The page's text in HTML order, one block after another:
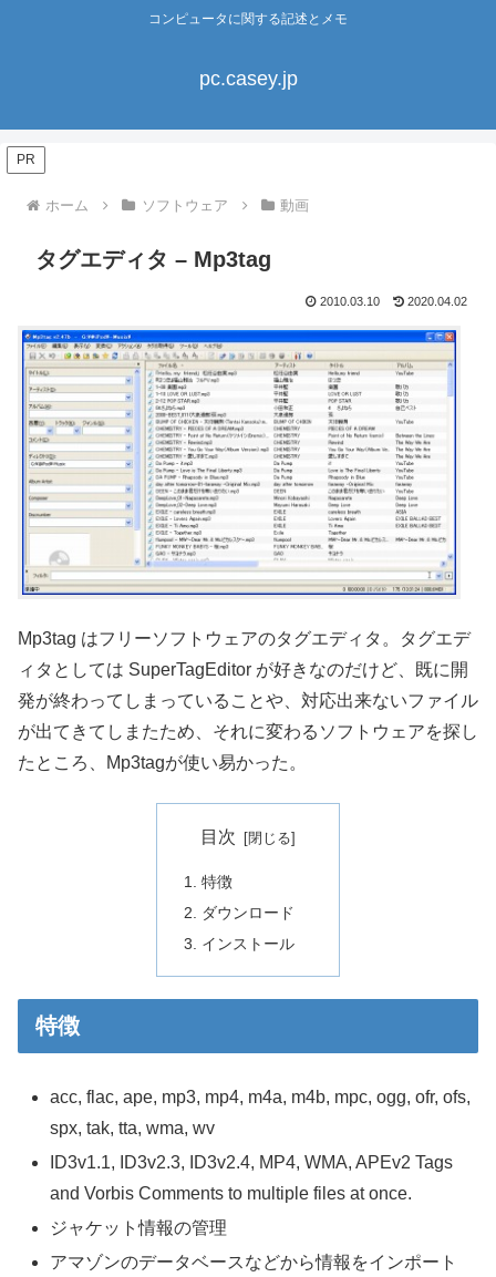
コンピュータに関する記述とメモ
pc.casey.jp
PR
ホーム ソフトウェア 動画
タグエディタ – Mp3tag
2010.03.10 2020.04.02
Mp3tag はフリーソフトウェアのタグエディタ。タグエデ
ィタとしては SuperTagEditor が好きなのだけど、既に開
発が終わってしまっていることや、対応出来ないファイル
が出てきてしまたため、それに変わるソフトウェアを探し
たところ、Mp3tagが使い易かった。
目次
特徴
ダウンロード
インストール
特徴
acc, flac, ape, mp3, mp4, m4a, m4b, mpc, ogg, ofr, ofs,
spx, tak, tta, wma, wv
ID3v1.1, ID3v2.3, ID3v2.4, MP4, WMA, APEv2 Tags
and Vorbis Comments to multiple files at once.
ジャケット情報の管理
アマゾンのデータベースなどから情報をインポート